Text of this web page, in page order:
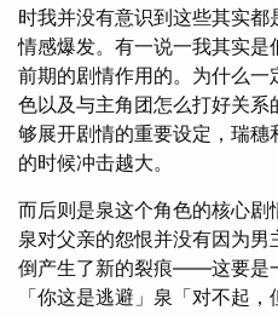
时我并没有意识到这些其实
情感爆发。有一说一我其实
前期的剧情作用的。为什么
色以及与主角团怎么打好关
够展开剧情的重要设定，瑞
的时候冲击越大。
而后则是泉这个角色的核心
泉对父亲的怨恨并没有因为
倒产生了新的裂痕——这要是
「你这是逃避」泉「对不起